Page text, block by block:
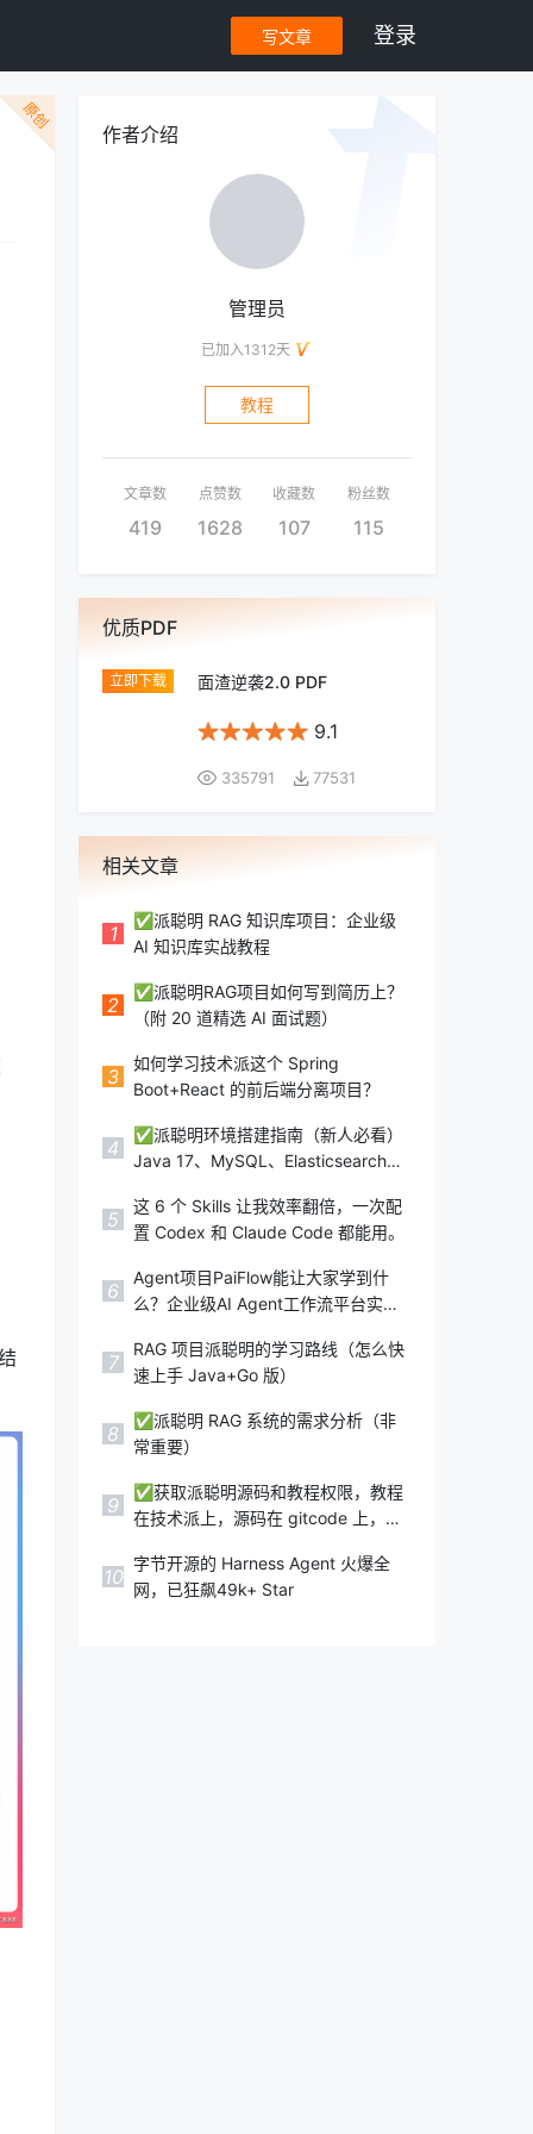
写文章 登录
原创
作者介绍
管理员
已加入1312天
教程
文章数
419
点赞数
1628
收藏数
107
粉丝数
115
优质PDF
面渣逆袭2.0 PDF
9.1
335791 77531
相关文章
1
✅派聪明 RAG 知识库项目：企业级
AI 知识库实战教程
2
✅派聪明RAG项目如何写到简历上？
（附 20 道精选 AI 面试题）
3
如何学习技术派这个 Spring
Boot+React 的前后端分离项目？
4
✅派聪明环境搭建指南（新人必看）
Java 17、MySQL、Elasticsearch、
5
这 6 个 Skills 让我效率翻倍，一次配
置 Codex 和 Claude Code 都能用。
6
Agent项目PaiFlow能让大家学到什
么？企业级AI Agent工作流平台实战
7
RAG 项目派聪明的学习路线（怎么快
速上手 Java+Go 版）
8
✅派聪明 RAG 系统的需求分析（非
常重要）
9
✅获取派聪明源码和教程权限，教程
在技术派上，源码在 gitcode 上，防
10
字节开源的 Harness Agent 火爆全
网，已狂飙49k+ Star